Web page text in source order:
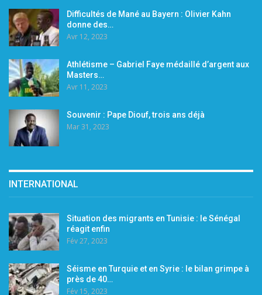
Difficultés de Mané au Bayern : Olivier Kahn
donne des…
Avr 12, 2023
Athlétisme – Gabriel Faye médaillé d’argent aux
Masters…
Avr 11, 2023
Souvenir : Pape Diouf, trois ans déjà
Mar 31, 2023
INTERNATIONAL
Situation des migrants en Tunisie : le Sénégal
réagit enfin
Fév 27, 2023
Séisme en Turquie et en Syrie : le bilan grimpe à
près de 40…
Fév 15, 2023